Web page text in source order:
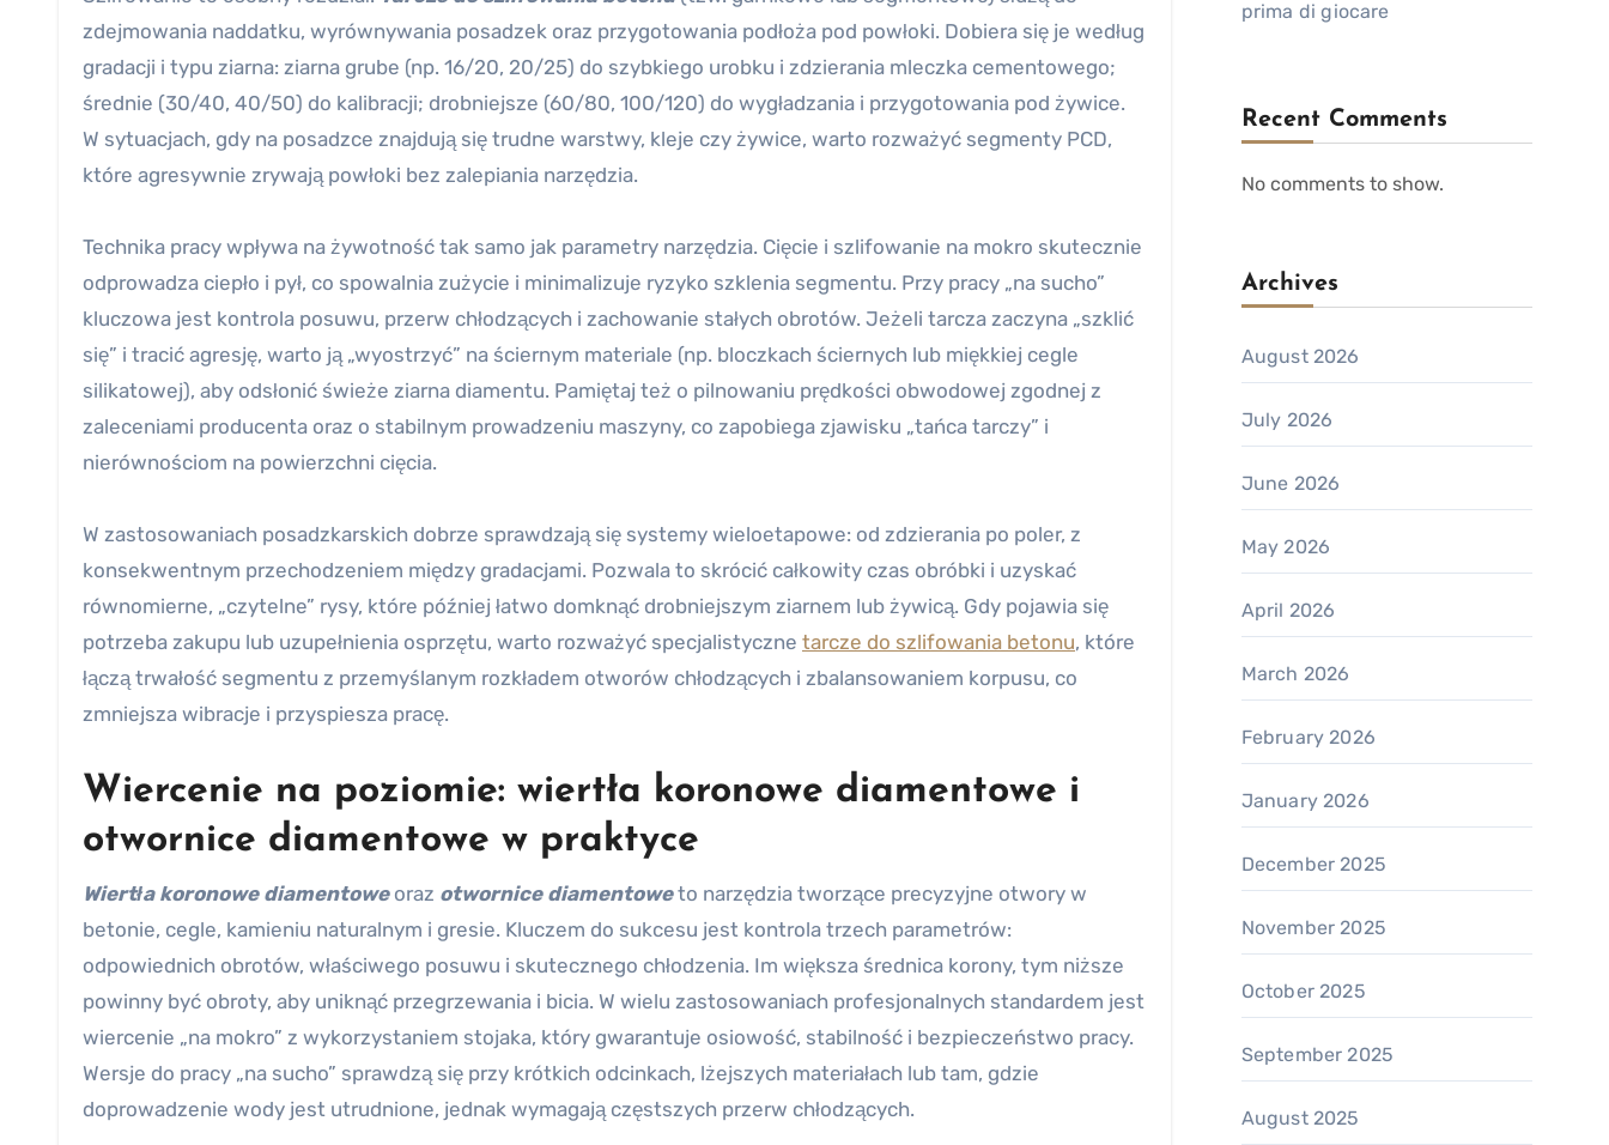
zdejmowania naddatku, wyrównywania posadzek oraz przygotowania podłoża pod powłoki. Dobiera się je według
gradacji i typu ziarna: ziarna grube (np. 16/20, 20/25) do szybkiego urobku i zdzierania mleczka cementowego;
średnie (30/40, 40/50) do kalibracji; drobniejsze (60/80, 100/120) do wygładzania i przygotowania pod żywice.
W sytuacjach, gdy na posadzce znajdują się trudne warstwy, kleje czy żywice, warto rozważyć segmenty PCD,
które agresywnie zrywają powłoki bez zalepiania narzędzia.
Technika pracy wpływa na żywotność tak samo jak parametry narzędzia. Cięcie i szlifowanie na mokro skutecznie
odprowadza ciepło i pył, co spowalnia zużycie i minimalizuje ryzyko szklenia segmentu. Przy pracy „na sucho”
kluczowa jest kontrola posuwu, przerw chłodzących i zachowanie stałych obrotów. Jeżeli tarcza zaczyna „szklić
się” i tracić agresję, warto ją „wyostrzyć” na ściernym materiale (np. bloczkach ściernych lub miękkiej cegle
silikatowej), aby odsłonić świeże ziarna diamentu. Pamiętaj też o pilnowaniu prędkości obwodowej zgodnej z
zaleceniami producenta oraz o stabilnym prowadzeniu maszyny, co zapobiega zjawisku „tańca tarczy” i
nierównościom na powierzchni cięcia.
W zastosowaniach posadzkarskich dobrze sprawdzają się systemy wieloetapowe: od zdzierania po poler, z
konsekwentnym przechodzeniem między gradacjami. Pozwala to skrócić całkowity czas obróbki i uzyskać
równomierne, „czytelne” rysy, które później łatwo domknąć drobniejszym ziarnem lub żywicą. Gdy pojawia się
potrzeba zakupu lub uzupełnienia osprzętu, warto rozważyć specjalistyczne tarcze do szlifowania betonu, które
łączą trwałość segmentu z przemyślanym rozkładem otworów chłodzących i zbalansowaniem korpusu, co
zmniejsza wibracje i przyspiesza pracę.
Wiercenie na poziomie: wiertła koronowe diamentowe i
otwornice diamentowe w praktyce
Wiertła koronowe diamentoweoraz otwornice diamentoweto narzędzia tworzące precyzyjne otwory w
betonie, cegle, kamieniu naturalnym i gresie. Kluczem do sukcesu jest kontrola trzech parametrów:
odpowiednich obrotów, właściwego posuwu i skutecznego chłodzenia. Im większa średnica korony, tym niższe
powinny być obroty, aby uniknąć przegrzewania i bicia. W wielu zastosowaniach profesjonalnych standardem jest
wiercenie „na mokro” z wykorzystaniem stojaka, który gwarantuje osiowość, stabilność i bezpieczeństwo pracy.
Wersje do pracy „na sucho” sprawdzą się przy krótkich odcinkach, lżejszych materiałach lub tam, gdzie
doprowadzenie wody jest utrudnione, jednak wymagają częstszych przerw chłodzących.
prima di giocare
Recent Comments
No comments to show.
Archives
August 2026
July 2026
June 2026
May 2026
April 2026
March 2026
February 2026
January 2026
December 2025
November 2025
October 2025
September 2025
August 2025